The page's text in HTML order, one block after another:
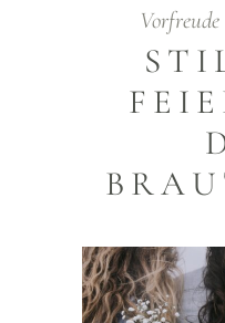
Vorfreude